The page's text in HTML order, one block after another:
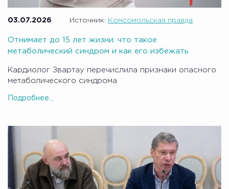
03.07.2026 Источник: Комсомольская правда
Отнимает до 15 лет жизни: что такое
метаболический синдром и как его избежать
Кардиолог Звартау перечислила признаки опасного
метаболического синдрома
Подробнее...